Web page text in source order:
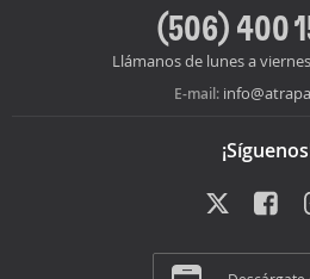
(506) 400
Llámanos de lunes a
E-mail: